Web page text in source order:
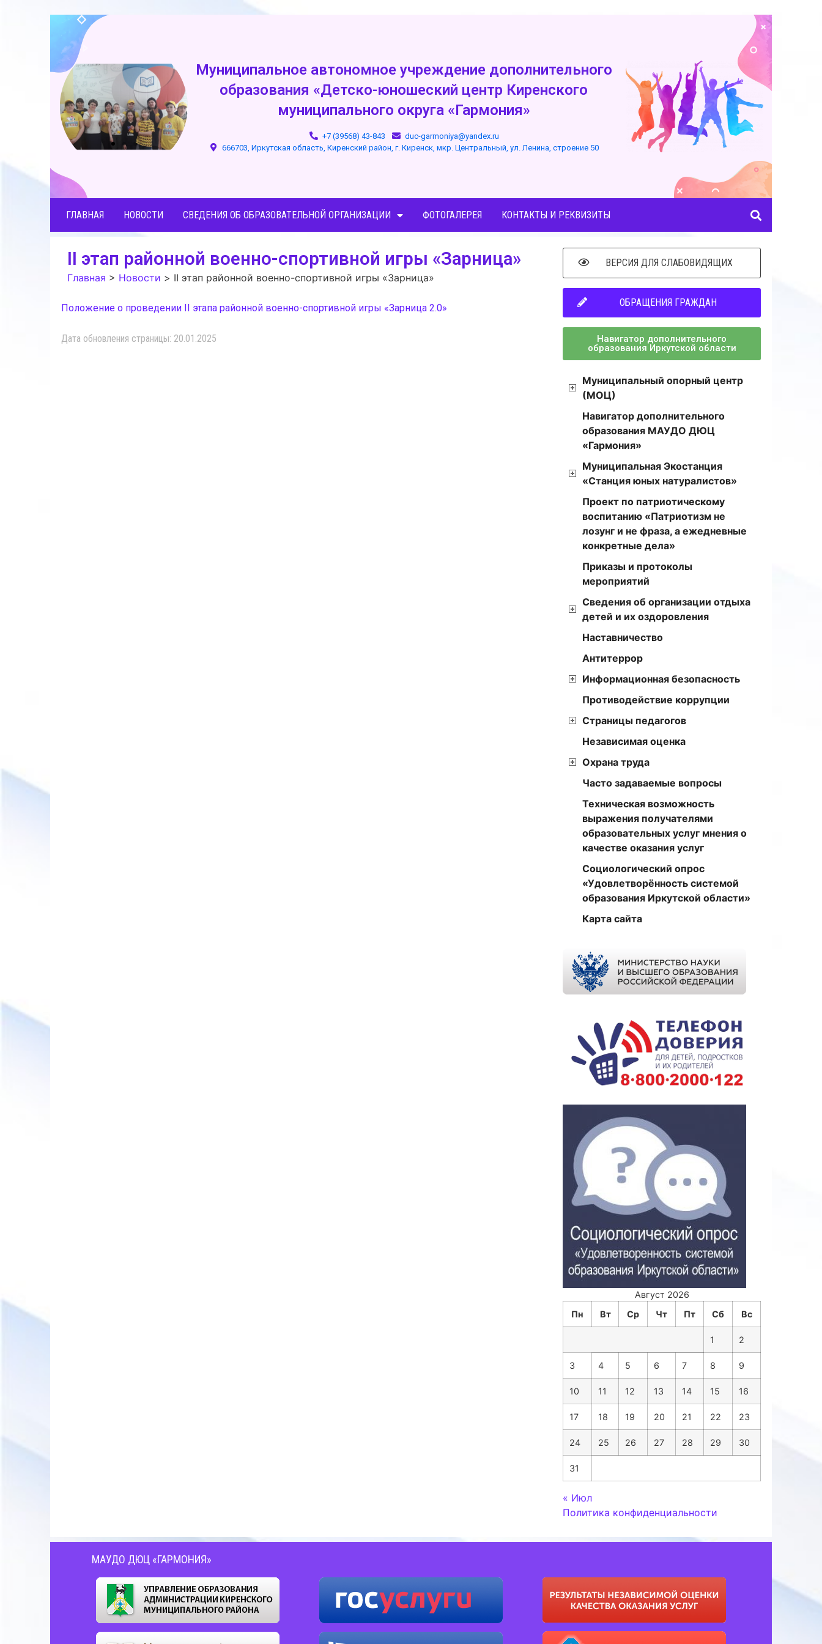
Муниципальное автономное учреждение дополнительного
образования «Детско-юношеский центр Киренского
муниципального округа «Гармония»
+7 (39568) 43-843
duc-garmoniya@yandex.ru
666703, Иркутская область, Киренский район, г. Киренск, мкр. Центральный, ул. Ленина, строение 50
ГЛАВНАЯ НОВОСТИ СВЕДЕНИЯ ОБ ОБРАЗОВАТЕЛЬНОЙ ОРГАНИЗАЦИИ ФОТОГАЛЕРЕЯ КОНТАКТЫ И РЕКВИЗИТЫ
II этап районной военно-спортивной игры «Зарница»
Главная > Новости > II этап районной военно-спортивной игры «Зарница»
Положение о проведении II этапа районной военно-спортивной игры «Зарница 2.0»
Дата обновления страницы: 20.01.2025
ВЕРСИЯ ДЛЯ СЛАБОВИДЯЩИХ
ОБРАЩЕНИЯ ГРАЖДАН
Навигатор дополнительного
образования Иркутской области
Муниципальный опорный центр
(МОЦ)
Навигатор дополнительного
образования МАУДО ДЮЦ
«Гармония»
Муниципальная Экостанция
«Станция юных натуралистов»
Проект по патриотическому
воспитанию «Патриотизм не
лозунг и не фраза, а ежедневные
конкретные дела»
Приказы и протоколы
мероприятий
Сведения об организации отдыха
детей и их оздоровления
Наставничество
Антитеррор
Информационная безопасность
Противодействие коррупции
Страницы педагогов
Независимая оценка
Охрана труда
Часто задаваемые вопросы
Техническая возможность
выражения получателями
образовательных услуг мнения о
качестве оказания услуг
Социологический опрос
«Удовлетворённость системой
образования Иркутской области»
Карта сайта
Август 2026
Пн
Вт Ср Чт Пт Сб Вс
1 2
3 4 5 6 7 8 9
10 11 12 13 14 15 16
17 18 19 20 21 22 23
24 25 26 27 28 29 30
31
« Июл
Политика конфиденциальности
МАУДО ДЮЦ «ГАРМОНИЯ»